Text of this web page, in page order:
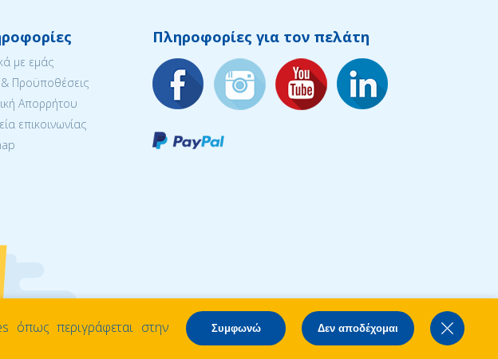
με εμάς
Προϋποθέσεις
Απορρήτου
επικοινωνίας
Πληροφορίες για τον πελάτη
όπως περιγράφεται στην
Δεν αποδέχομαι
Συμφωνώ